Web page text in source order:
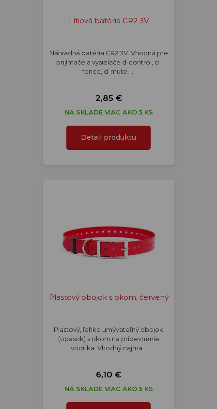
Lítiová batéria CR2 3V
Náhradná batéria CR2 3V. Vhodná pre
prijímače a vysielače d-control, d-
fence, d-mute. …
2,85 €
NA SKLADE VIAC AKO 5 KS
Detail produktu
Plastový obojok s okom, červený
Plastový, ľahko umývateľný obojok
(opasok) s okom na pripevnenie
vodítka. Vhodný najmä…
6,10 €
NA SKLADE VIAC AKO 5 KS